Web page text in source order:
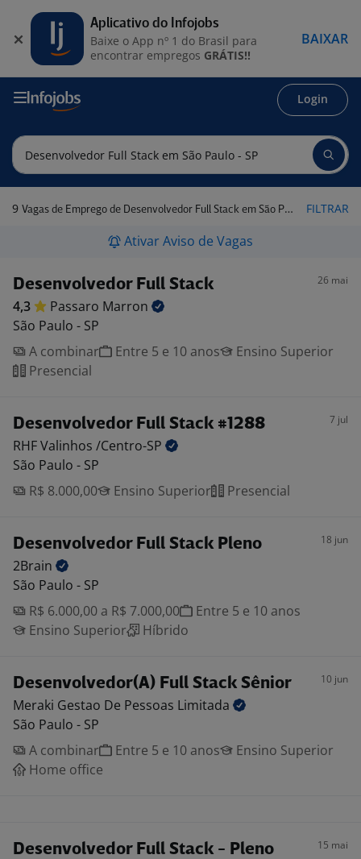
Login
9 Vagas de Emprego de Desenvolvedor Full Stack em São Paulo - SP FILTRAR
Ativar Aviso de Vagas
Desenvolvedor Full Stack 26 mai
4,3 Passaro Marron
São Paulo - SP
A combinar
Entre 5 e 10 anos
Ensino Superior
Presencial
Desenvolvedor Full Stack #1288 7 jul
RHF Valinhos /Centro-SP
São Paulo - SP
R$ 8.000,00
Ensino Superior Presencial
Desenvolvedor Full Stack Pleno 18 jun
2Brain
São Paulo - SP
R$ 6.000,00 a R$ 7.000,00
Entre 5 e 10 anos
Ensino Superior
Híbrido
Desenvolvedor(A) Full Stack Sênior 10 jun
Meraki Gestao De Pessoas Limitada
São Paulo - SP
A combinar
Entre 5 e 10 anos
Ensino Superior
Home office
Desenvolvedor Full Stack - Pleno
15 mai
Aplicativo do Infojobs
Baixe o App nº 1 do Brasil para
encontrar empregos GRÁTIS!!
BAIXAR